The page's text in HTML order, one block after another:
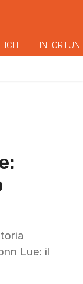
INFORTUNI
Lue: il